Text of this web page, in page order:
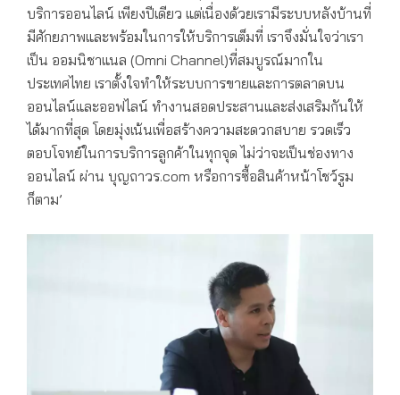
บริการออนไลน์ เพียงปีเดียว แต่เนื่องด้วยเรามีระบบหลังบ้านที่
มีศักยภาพและพร้อมในการให้บริการเต็มที่ เราจึงมั่นใจว่าเรา
เป็น ออมนิชาแนล (Omni Channel)ที่สมบูรณ์มากใน
ประเทศไทย เราตั้งใจทำให้ระบบการขายและการตลาดบน
ออนไลน์และออฟไลน์ ทำงานสอดประสานและส่งเสริมกันให้
ได้มากที่สุด โดยมุ่งเน้นเพื่อสร้างความสะดวกสบาย รวดเร็ว
ตอบโจทย์ในการบริการลูกค้าในทุกจุด ไม่ว่าจะเป็นช่องทาง
ออนไลน์ ผ่าน บุญถาวร.com หรือการซื้อสินค้าหน้าโชว์รูม
ก็ตาม’